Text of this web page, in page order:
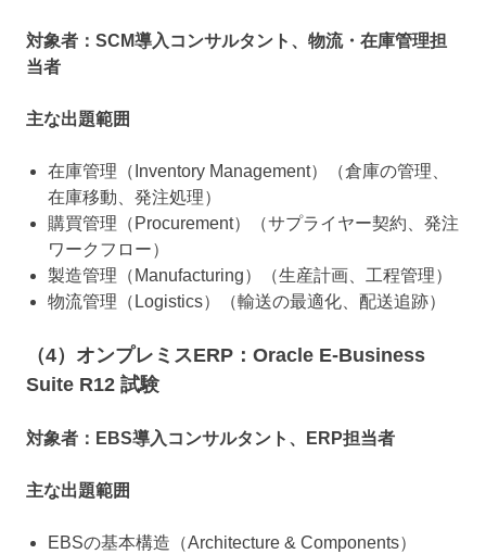
対象者：SCM導入コンサルタント、物流・在庫管理担
当者
主な出題範囲
在庫管理（Inventory Management）（倉庫の管理、
在庫移動、発注処理）
購買管理（Procurement）（サプライヤー契約、発注
ワークフロー）
製造管理（Manufacturing）（生産計画、工程管理）
物流管理（Logistics）（輸送の最適化、配送追跡）
（4）オンプレミスERP：Oracle E-Business
Suite R12 試験
対象者：EBS導入コンサルタント、ERP担当者
主な出題範囲
EBSの基本構造（Architecture & Components）